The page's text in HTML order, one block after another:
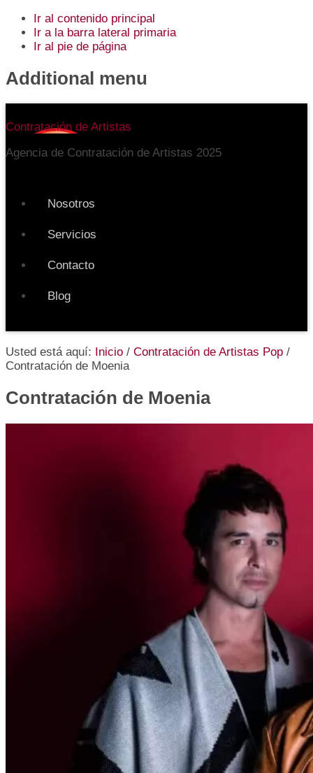
Ir al contenido principal
Ir a la barra lateral primaria
Ir al pie de página
Additional menu
Contratación de Artistas
Agencia de Contratación de Artistas 2025
Nosotros
Servicios
Contacto
Blog
Usted está aquí: Inicio / Contratación de Artistas Pop /
Contratación de Moenia
Contratación de Moenia